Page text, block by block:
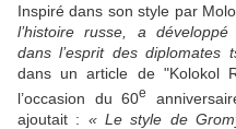
Inspiré dans son style par
l’histoire russe, a
dans l’esprit des diplomates
dans un article de "Kolokol
l’occasion du 60e
ajoutait : « Le style de